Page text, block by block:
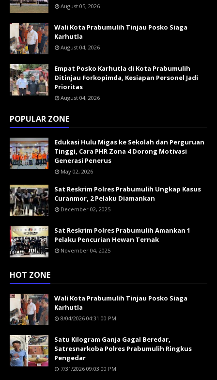
August 05, 2026
Wali Kota Prabumulih Tinjau Posko Siaga
Karhutla
August 04, 2026
Empat Posko Karhutla di Kota Prabumulih
Ditinjau Forkopimda, Kesiapan Personel Jadi
Prioritas
August 04, 2026
POPULAR ZONE
Edukasi Hulu Migas ke Sekolah dan Perguruan
Tinggi, Cara PHR Zona 4 Dorong Motivasi
Generasi Penerus
May 02, 2026
Sat Reskrim Polres Prabumulih Ungkap Kasus
Curanmor, 2 Pelaku Diamankan
December 02, 2025
Sat Reskrim Polres Prabumulih Amankan 1
Pelaku Pencurian Hewan Ternak
November 04, 2025
HOT ZONE
Wali Kota Prabumulih Tinjau Posko Siaga
Karhutla
8/04/2026 04:31:00 PM
Satu Kilogram Ganja Gagal Beredar,
Satresnarkoba Polres Prabumulih Ringkus
Pengedar
7/31/2026 09:03:00 PM